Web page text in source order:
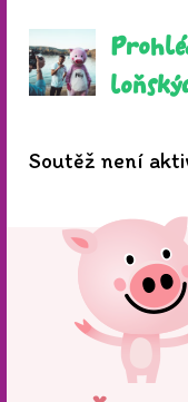
Soutěž není